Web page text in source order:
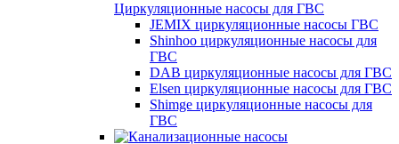
Циркуляционные насосы для ГВС
JEMIX циркуляционные насосы ГВС
Shinhoo циркуляционные насосы для
ГВС
DAB циркуляционные насосы для ГВС
Elsen циркуляционные насосы для ГВС
Shimge циркуляционные насосы для
ГВС